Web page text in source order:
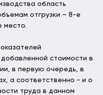
область
отгрузки – 8-е
место.
стоимости в
в первую очередь, в
а соответственно - и о
труда в данном